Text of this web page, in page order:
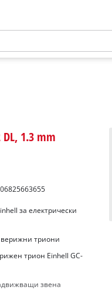
1.3 mm
за електрически
верижни триони
трион Einhell GC-
звена